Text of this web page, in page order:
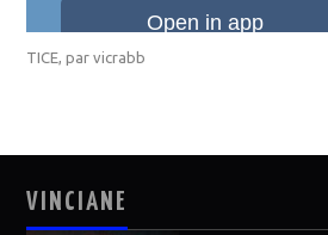
TICE, parvicrabb
VINCIANE